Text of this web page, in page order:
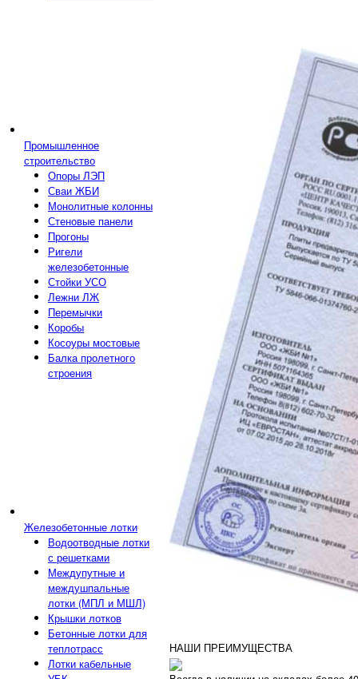
Промышленное
строительство
Опоры ЛЭП
Сваи ЖБИ
Монолитные колонны
Стеновые панели
Прогоны
Ригели
железобетонные
Стойки УСО
Лежни ЛЖ
Перемычки
Коробы
Косоуры мостовые
Балка пролетного
строения
Железобетонные лотки
Водоотводные лотки
с решетками
Междупутные и
междушпальные
лотки (МПЛ и МШЛ)
Крышки лотков
Бетонные лотки для
теплотрасс
Лотки кабельные
НАШИ ПРЕИМУЩЕСТВА